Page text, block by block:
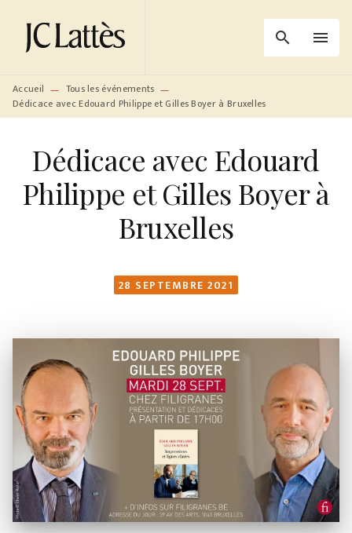
MENU RECHERCHE
PIED DE PAGE
search menu
Accueil — Tous les événements —
Dédicace avec Edouard Philippe et Gilles Boyer à Bruxelles
Dédicace avec Edouard
Philippe et Gilles Boyer à
Bruxelles
28 SEPTEMBRE 2021